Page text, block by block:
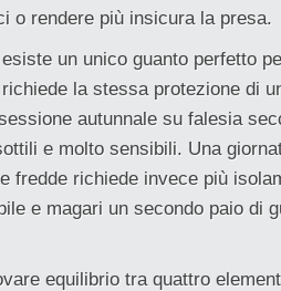
o rendere più insicura la presa.
un unico guanto perfetto
la stessa protezione di
autunnale su falesia
e molto sensibili. Una
fredde richiede invece più
e magari un secondo paio di
equilibrio tra quattro